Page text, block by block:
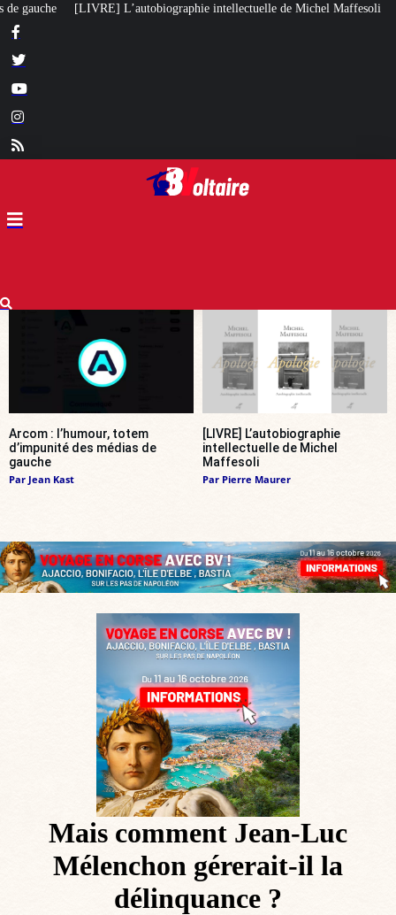
intellectuelle de Michel Maffesoli Pour regagner son influence en
Arcom : l’humour, totem
d’impunité des médias de
gauche
Par Jean Kast
[LIVRE] L’autobiographie
intellectuelle de Michel
Maffesoli
Par Pierre Maurer
Mais comment Jean-Luc
Mélenchon gérerait-il la
délinquance ?